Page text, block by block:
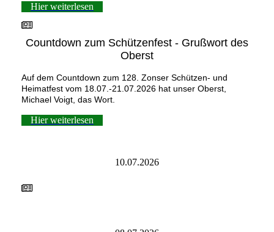
Hier weiterlesen
Countdown zum Schützenfest - Grußwort des
Oberst
Auf dem Countdown zum 128. Zonser Schützen- und
Heimatfest vom 18.07.-21.07.2026 hat unser Oberst,
Michael Voigt, das Wort.
Hier weiterlesen
10.07.2026